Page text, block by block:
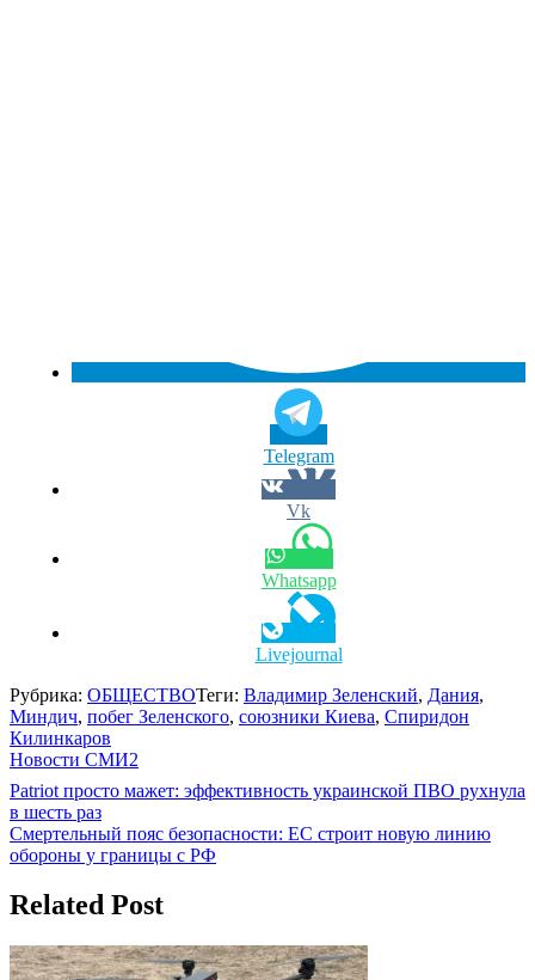
Telegram
Vk
Whatsapp
Livejournal
Рубрика: ОБЩЕСТВОТеги: Владимир Зеленский, Дания,
Миндич, побег Зеленского, союзники Киева, Спиридон
Килинкаров
Новости СМИ2
Навигация
по
записям
Patriot просто мажет: эффективность украинской ПВО рухнула
в шесть раз
Смертельный пояс безопасности: ЕС строит новую линию
обороны у границы с РФ
Related Post